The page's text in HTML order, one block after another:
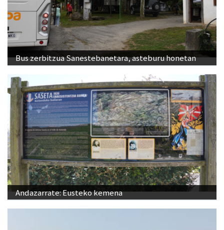
Bus zerbitzua Sanestebanetara, asteburu honetan
Andazarrate: Eusteko kemena